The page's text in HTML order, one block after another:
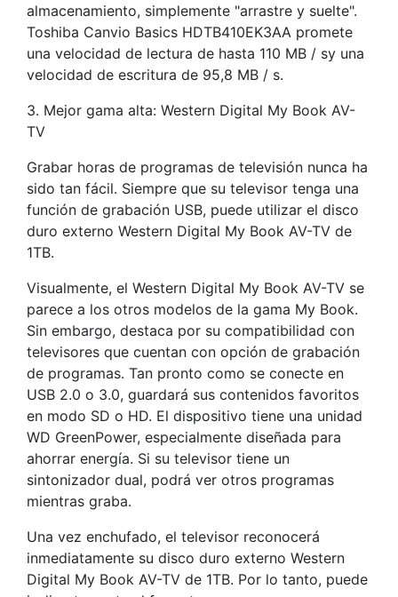
almacenamiento, simplemente "arrastre y suelte".
Toshiba Canvio Basics HDTB410EK3AA promete
una velocidad de lectura de hasta 110 MB / sy una
velocidad de escritura de 95,8 MB / s.
3. Mejor gama alta: Western Digital My Book AV-
TV
Grabar horas de programas de televisión nunca ha
sido tan fácil. Siempre que su televisor tenga una
función de grabación USB, puede utilizar el disco
duro externo Western Digital My Book AV-TV de
1TB.
Visualmente, el Western Digital My Book AV-TV se
parece a los otros modelos de la gama My Book.
Sin embargo, destaca por su compatibilidad con
televisores que cuentan con opción de grabación
de programas. Tan pronto como se conecte en
USB 2.0 o 3.0, guardará sus contenidos favoritos
en modo SD o HD. El dispositivo tiene una unidad
WD GreenPower, especialmente diseñada para
ahorrar energía. Si su televisor tiene un
sintonizador dual, podrá ver otros programas
mientras graba.
Una vez enchufado, el televisor reconocerá
inmediatamente su disco duro externo Western
Digital My Book AV-TV de 1TB. Por lo tanto, puede